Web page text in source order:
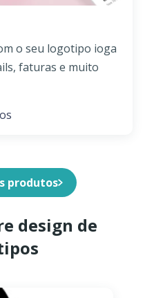
o seu logotipo ioga
faturas e muito
produtos
design de